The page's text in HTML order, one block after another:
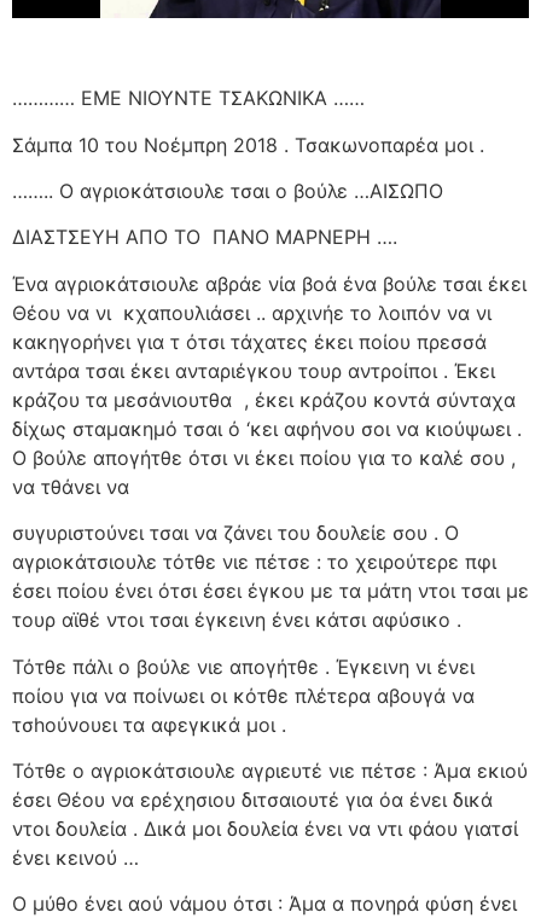
………… ΕΜΕ ΝΙΟΥΝΤΕ ΤΣΑΚΩΝΙΚΑ ……
Σάμπα 10 του Νοέμπρη 2018 . Τσακωνοπαρέα μοι .
…….. Ο αγριοκάτσιουλε τσαι ο βούλε …ΑΙΣΩΠΟ
ΔΙΑΣΤΣΕΥΗ ΑΠΟ ΤΟ ΠΑΝΟ ΜΑΡΝΕΡΗ ….
Ένα αγριοκάτσιουλε αβράε νία βοά ένα βούλε τσαι έκει
Θέου να νι κχαπουλιάσει .. αρχινήε το λοιπόν να νι
κακηγορήνει για τ ότσι τάχατες έκει ποίου πρεσσά
αντάρα τσαι έκει ανταριέγκου τουρ αντροίποι . Έκει
κράζου τα μεσάνιουτθα , έκει κράζου κοντά σύνταχα
δίχως σταμακημό τσαι ό ‘κει αφήνου σοι να κιούψωει .
Ο βούλε απογήτθε ότσι νι έκει ποίου για το καλέ σου ,
να τθάνει να
συγυριστούνει τσαι να ζάνει του δουλείε σου . Ο
αγριοκάτσιουλε τότθε νιε πέτσε : το χειρούτερε πφι
έσει ποίου ένει ότσι έσει έγκου με τα μάτη ντοι τσαι με
τουρ αϊθέ ντοι τσαι έγκεινη ένει κάτσι αφύσικο .
Τότθε πάλι ο βούλε νιε απογήτθε . Έγκεινη νι ένει
ποίου για να ποίνωει οι κότθε πλέτερα αβουγά να
τσhούνουει τα αφεγκικά μοι .
Τότθε ο αγριοκάτσιουλε αγριευτέ νιε πέτσε : Άμα εκιού
έσει Θέου να ερέχησιου διτσαιουτέ για όα ένει δικά
ντοι δουλεία . Δικά μοι δουλεία ένει να ντι φάου γιατσί
ένει κεινού …
Ο μύθο ένει αού νάμου ότσι : Άμα α πονηρά φύση ένει